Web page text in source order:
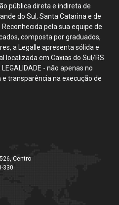
pública direta e indireta de
do Sul, Santa Catarina e de
pela sua equipe de
composta por graduados,
a Legalle apresenta sólida e
em Caxias do Sul/RS.
- não apenas no
transparência na execução de
Centro
330